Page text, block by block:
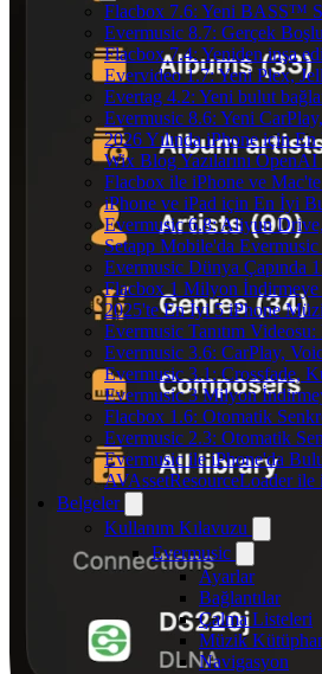
Flacbox 7.6: Yeni BASS™
Evermusic 8.7: Gerçek
Flacbox 7.4: Yeniden inşa
Evervideo 1.7: Yeni Plex,
Evertag 4.2: Yeni bulut
Evermusic 8.6: Yeni
2026 Yılında iPhone için
Wix Blog Yazılarını
Flacbox ile iPhone ve
iPhone ve iPad için En İyi
Evermusic 6.8: Aliyun
Setapp Mobile'da
Evermusic Dünya Çapında
Flacbox 1 Milyon İndirmeye
2025'te En İyi 5 iPhone
Evermusic Tanıtım
Evermusic 3.6: CarPlay,
Evermusic 3.1: Crossfade,
Evermusic 3 Milyon
Flacbox 1.6: Otomatik
Evermusic 2.3: Otomatik
Evermusic ile iPhone'da
AVAssetResourceLoader ile
Belgeler
Kullanım Kılavuzu
Evermusic
Ayarlar
Bağlantılar
Çalma Listeleri
Müzik
Navigasyon